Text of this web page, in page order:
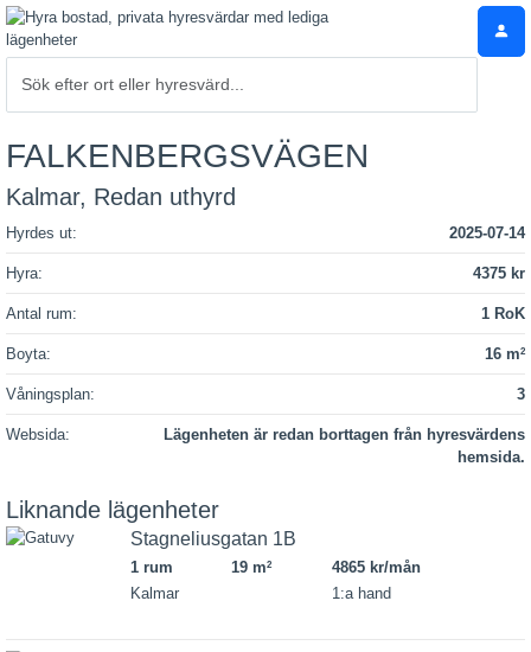
FALKENBERGSVÄGEN
Kalmar, Redan uthyrd
Hyrdes ut: 2025-07-14
Hyra: 4375 kr
Antal rum: 1 RoK
Boyta: 16 m2
Våningsplan: 3
Websida:
Lägenheten är redan borttagen från hyresvärdens
hemsida.
Liknande lägenheter
Stagneliusgatan 1B
1 rum 19 m2
4865 kr/mån
Kalmar
1:a hand